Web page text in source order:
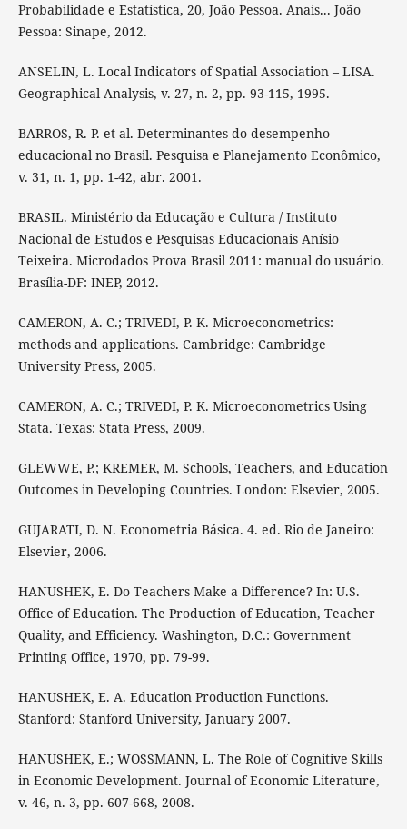
Probabilidade e Estatística, 20, João Pessoa. Anais... João
Pessoa: Sinape, 2012.
ANSELIN, L. Local Indicators of Spatial Association – LISA.
Geographical Analysis, v. 27, n. 2, pp. 93-115, 1995.
BARROS, R. P. et al. Determinantes do desempenho
educacional no Brasil. Pesquisa e Planejamento Econômico,
v. 31, n. 1, pp. 1-42, abr. 2001.
BRASIL. Ministério da Educação e Cultura / Instituto
Nacional de Estudos e Pesquisas Educacionais Anísio
Teixeira. Microdados Prova Brasil 2011: manual do usuário.
Brasília-DF: INEP, 2012.
CAMERON, A. C.; TRIVEDI, P. K. Microeconometrics:
methods and applications. Cambridge: Cambridge
University Press, 2005.
CAMERON, A. C.; TRIVEDI, P. K. Microeconometrics Using
Stata. Texas: Stata Press, 2009.
GLEWWE, P.; KREMER, M. Schools, Teachers, and Education
Outcomes in Developing Countries. London: Elsevier, 2005.
GUJARATI, D. N. Econometria Básica. 4. ed. Rio de Janeiro:
Elsevier, 2006.
HANUSHEK, E. Do Teachers Make a Difference? In: U.S.
Office of Education. The Production of Education, Teacher
Quality, and Efficiency. Washington, D.C.: Government
Printing Office, 1970, pp. 79-99.
HANUSHEK, E. A. Education Production Functions.
Stanford: Stanford University, January 2007.
HANUSHEK, E.; WOSSMANN, L. The Role of Cognitive Skills
in Economic Development. Journal of Economic Literature,
v. 46, n. 3, pp. 607-668, 2008.